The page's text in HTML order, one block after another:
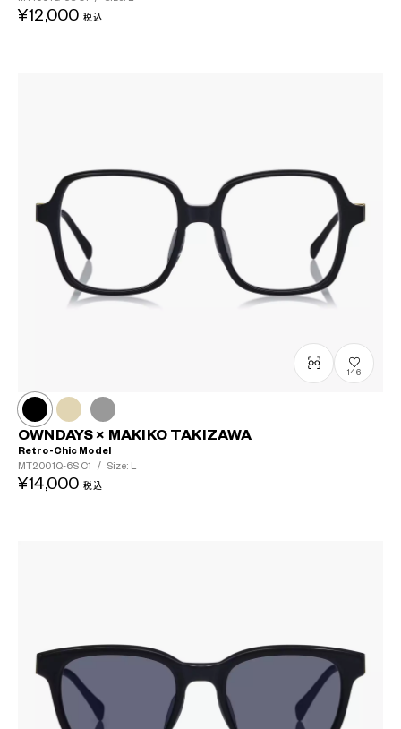
¥12,000 税込
146
OWNDAYS × MAKIKO TAKIZAWA
Retro-Chic Model
MT2001Q-6S C1 / Size: L
¥14,000 税込